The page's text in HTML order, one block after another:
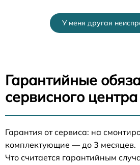
У меня другая
Гарантийные
сервисного
Гарантия от сервиса: на
комплектующие — до 3 месяцев.
Что считается гарантийным